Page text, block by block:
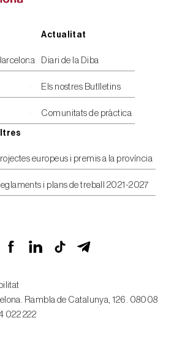
Actualitat
Diari de la Diba
Els nostres Butlletins
Comunitats de pràctica
europeus i premis a la província
i plans de treball 2021-2027
Rambla de Catalunya, 126. 08008
022 222